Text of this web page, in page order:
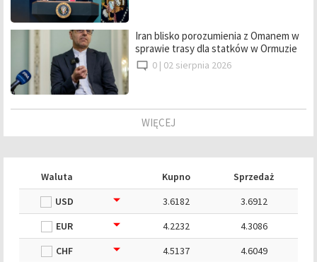
Iran blisko porozumienia z Omanem w
sprawie trasy dla statków w Ormuzie
0 | 02 sierpnia 2026
WIĘCEJ
Waluta Kupno
Sprzedaż
USD
3.6182
3.6912
EUR
4.2232
4.3086
CHF
4.5137
4.6049